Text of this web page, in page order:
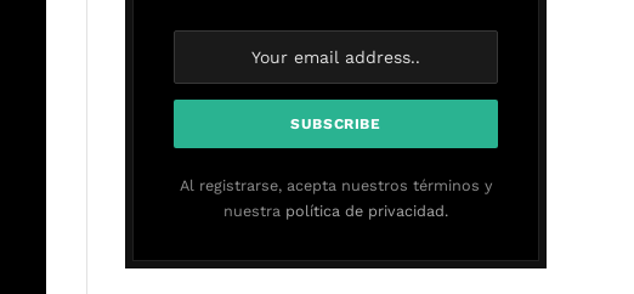
Al registrarse, acepta nuestros términos y
nuestra política de privacidad.